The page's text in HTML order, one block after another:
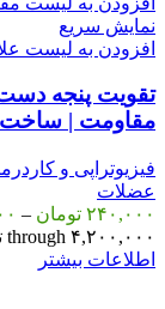
نمایش سریع
افزودن به لیست
مقاومت | ساخت
فیزیوتراپی و
عضلات
۲۴۰,۰۰۰ تومان –
through ۴,۲۰۰,۰۰۰ تومان
اطلاعات بیشتر